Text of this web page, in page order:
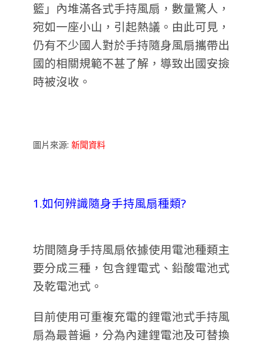
籃」內堆滿各式手持風扇，數量驚人，
宛如一座小山，引起熱議。由此可見，
仍有不少國人對於手持隨身風扇攜帶出
國的相關規範不甚了解，導致出國安撿
時被沒收 。
圖片來源: 新聞資料
1.如何辨識隨身手持風扇種類?
坊間隨身手持風扇依據使用電池種類主
要分成三種，包含鋰電式、鉛酸電池式
及乾電池式。
目前使用可重複充電的鋰電池式手持風
扇為最普遍，分為內建鋰電池及可替換